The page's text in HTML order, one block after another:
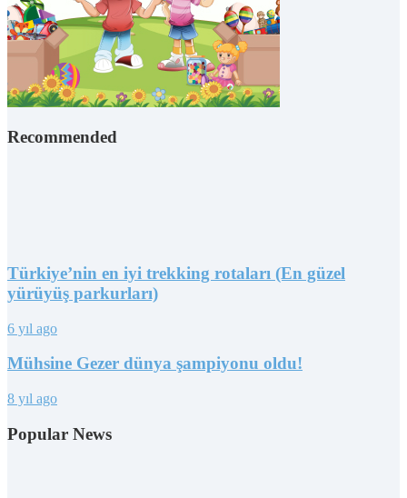
Recommended
Türkiye’nin en iyi trekking rotaları (En güzel
yürüyüş parkurları)
6 yıl ago
Mühsine Gezer dünya şampiyonu oldu!
8 yıl ago
Popular News